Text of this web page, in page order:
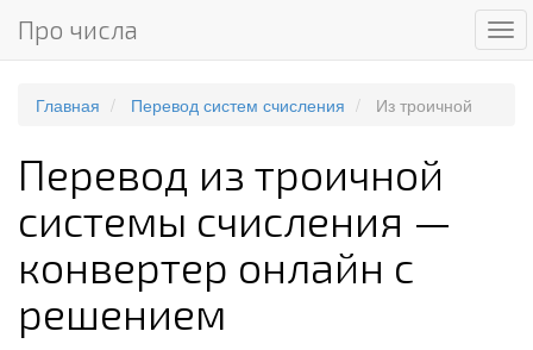
Про числа
Главная Перевод систем счисления Из троичной
Перевод из троичной
системы счисления —
конвертер онлайн с
решением